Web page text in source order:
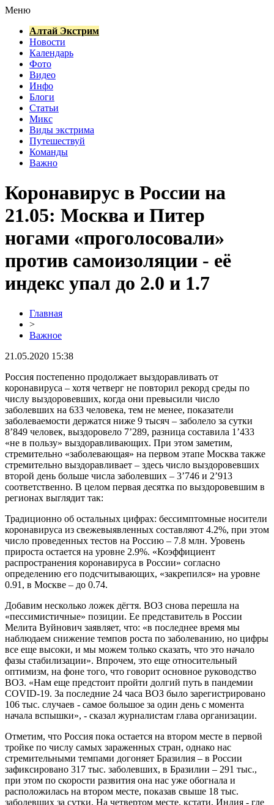
Меню
Алтай Экстрим
Новости
Календарь
Фото
Видео
Инфо
Блоги
Статьи
Микс
Виды экстрима
Путешествуй
Команды
Важно
Коронавирус в России на
21.05: Москва и Питер
ногами «проголосовали»
против самоизоляции - её
индекс упал до 2.0 и 1.7
Главная
>
Важное
21.05.2020 15:38
Россия постепенно продолжает выздоравливать от
коронавируса – хотя четверг не повторил рекорд среды по
числу выздоровевших, когда они превысили число
заболевших на 633 человека, тем не менее, показатели
заболеваемости держатся ниже 9 тысяч – заболело за сутки
8’849 человек, выздоровело 7’289, разница составила 1’433
«не в пользу» выздоравливающих. При этом заметим,
стремительно «заболевающая» на первом этапе Москва также
стремительно выздоравливает – здесь число выздоровевших
второй день больше числа заболевших – 3’746 и 2’913
соответственно. В целом первая десятка по выздоровевшим в
регионах выглядит так:
Традиционно об остальных цифрах: бессимптомные носители
коронавируса из свежевыявленных составляют 4.2%, при этом
число проведенных тестов на Россию – 7.8 млн. Уровень
прироста остается на уровне 2.9%. «Коэффициент
распространения коронавируса в России» согласно
определению его подсчитывающих, «закрепился» на уровне
0.91, в Москве – до 0.74.
Добавим несколько ложек дёгтя. ВОЗ снова перешла на
«пессимистичные» позиции. Ее представитель в России
Мелита Вуйнович заявляет, что: «в последнее время мы
наблюдаем снижение темпов роста по заболеванию, но цифры
все еще высоки, и мы можем только сказать, что это начало
фазы стабилизации». Впрочем, это еще относительный
оптимизм, на фоне того, что говорит основное руководство
ВОЗ. «Нам еще предстоит пройти долгий путь в пандемии
COVID-19. За последние 24 часа ВОЗ было зарегистрировано
106 тыс. случаев - самое большое за один день с момента
начала вспышки», - сказал журналистам глава организации.
Отметим, что Россия пока остается на втором месте в первой
тройке по числу самых зараженных стран, однако нас
стремительными темпами догоняет Бразилия – в России
зафиксировано 317 тыс. заболевших, в Бразилии – 291 тыс.,
при этом по скорости развития она нас уже обогнала и
расположилась на втором месте, показав свыше 18 тыс.
заболевших за сутки. На четвертом месте, кстати, Индия - где